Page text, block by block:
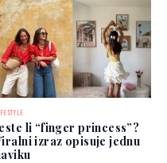
li “finger princess”?
izraz opisuje jednu